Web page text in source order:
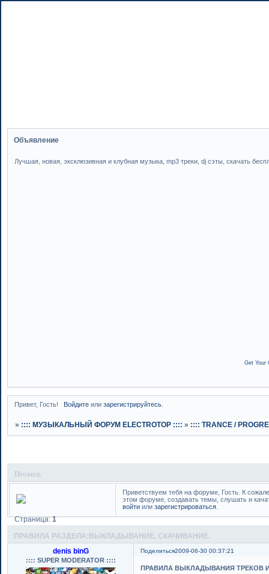
Объявление
Лучшая, новая, эксклюзивная и клубная музыка, mp3 треки, dj сэты, скачать
Get Your
Привет, Гость! Войдитеили зарегистрируйтесь.
» :::: МУЗЫКАЛЬНЫЙ ФОРУМ ELECTROTOP :::: » :::: TRANCE /
Профиль
Приветствуем тебя на форуме, Гость. К
этом форуме, создавать темы, слушать и
войти или зарегистрироваться
ПРАВИЛА РАЗДЕЛА:ВЫКЛАДЫВАНИЕ, СКАЧИВАНИЕ.
Страница:1
Поделиться2009-06-30 00:37:21
denis binG
:::: SUPER MODERATOR ::::
ПРАВИЛА ВЫКЛАДЫВАНИЯ ТРЕКОВ